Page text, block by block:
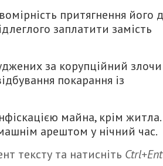
притягнення його
заплатити замість
за корупційний
покарання із
майна, крім житла.
арештом у нічний час.
тексту та натисніть